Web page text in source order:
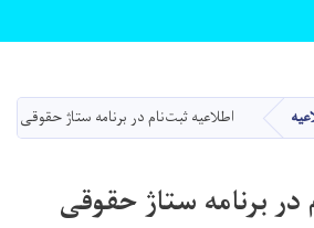
main
content
اطلاعیه ثبت‌نام در برنامه ستاژ حقوقی
در برنامه ستاژ حقوقی